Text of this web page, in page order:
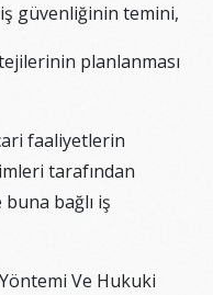
güvenliğinin temini,
planlanması
faaliyetlerin
tarafından
buna bağlı iş
Ve Hukuki